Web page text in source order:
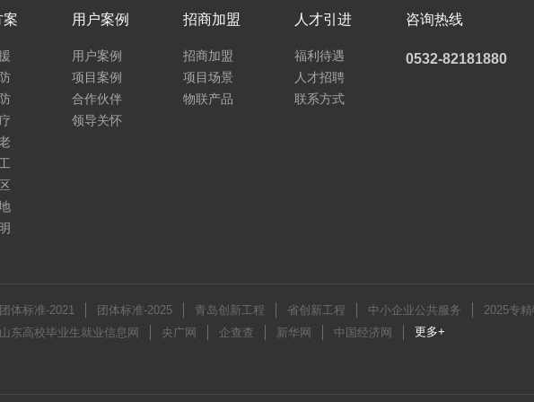
案 用户案例
用户案例
项目案例
合作伙伴
领导关怀
招商加盟
招商加盟
项目场景
物联产品
人才引进
福利待遇
人才招聘
联系方式
咨询热线
0532-82181880
团体标准-2021 团体标准-2025 青岛创新工程 省创新工程 中小企业公共服务 2025专
山东高校毕业生就业信息网 央广网 企查查 新华网 中国经济网 更多+